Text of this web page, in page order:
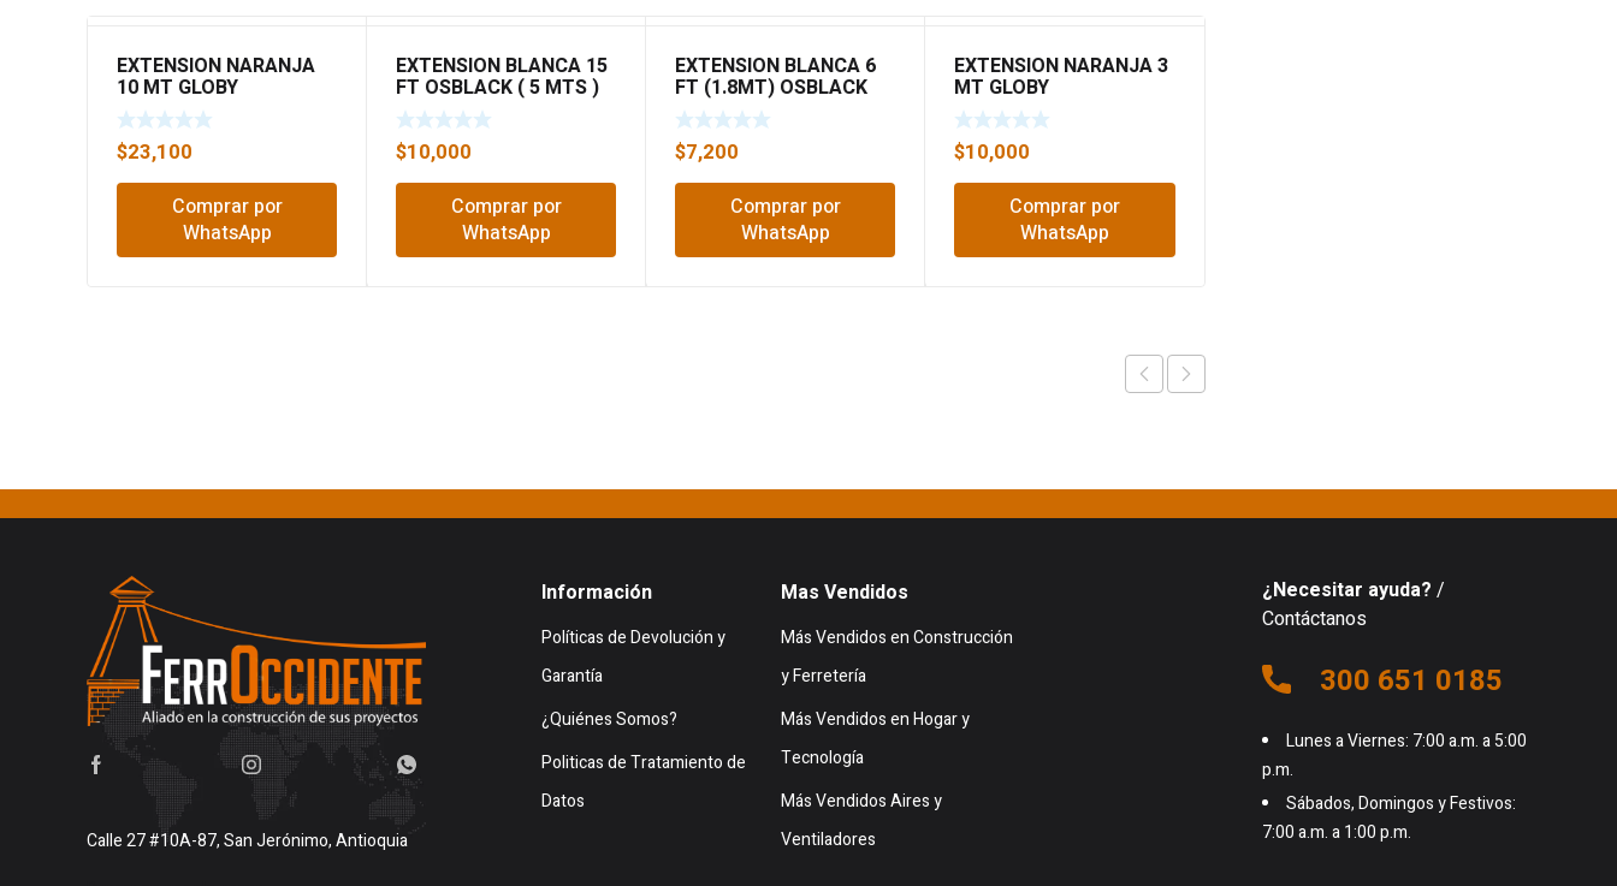
EXTENSION NARANJA
10 MT GLOBY
$23,100
Comprar por
WhatsApp
EXTENSION BLANCA 15
FT OSBLACK ( 5 MTS )
$10,000
Comprar por
WhatsApp
EXTENSION BLANCA 6
FT (1.8MT) OSBLACK
$7,200
Comprar por
WhatsApp
EXTENSION NARANJA 3
MT GLOBY
$10,000
Comprar por
WhatsApp
Calle 27 #10A-87, San Jerónimo, Antioquia
Información
Políticas de Devolución y
Garantía
¿Quiénes Somos?
Politicas de Tratamiento de
Datos
Mas Vendidos
Más Vendidos en Construcción
y Ferretería
Más Vendidos en Hogar y
Tecnología
Más Vendidos Aires y
Ventiladores
¿Necesitar ayuda? /
Contáctanos
300 651 0185
Lunes a Viernes: 7:00 a.m. a 5:00
p.m.
Sábados, Domingos y Festivos:
7:00 a.m. a 1:00 p.m.